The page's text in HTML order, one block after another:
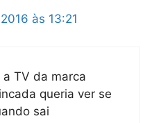
às 13:21
TV da marca
queria ver se
sai